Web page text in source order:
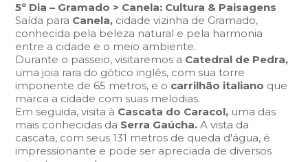
5º Dia – Gramado > Canela: Cultura & Paisagens
Saída para Canela, cidade vizinha de Gramado,
conhecida pela beleza natural e pela harmonia
entre a cidade e o meio ambiente.
Durante o passeio, visitaremos a Catedral de Pedra,
uma joia rara do gótico inglês, com sua torre
imponente de 65 metros, e o carrilhão italiano que
marca a cidade com suas melodias.
Em seguida, visita à Cascata do Caracol, uma das
mais conhecidas da Serra Gaúcha.A vista da
cascata, com seus 131 metros de queda d'água, é
impressionante e pode ser apreciada de diversos